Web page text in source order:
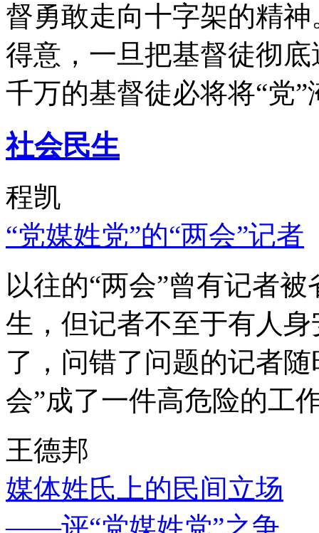
督勇敢走向十字架的精
得意，一旦把基督徒彻
千万的基督徒必将将“党”
社会民生
程凯
“党媒姓党”的“两会”记者
以往的“两会”曾有记者
生，但记者不至于有人
了，问错了问题的记者
会”成了一件高危险的工
王德邦
媒体姓氏上的民间立场